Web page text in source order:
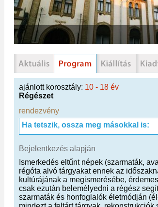
ajánlott korosztály: 10 - 18 év
Régészet
rendezvény
Ha tetszik, ossza meg másokkal is:
Bejelentkezés alapján
Ismerkedés eltűnt népek (szarmaták,
régóta alvó tárgyakat ennek az
kultúrájának a megismerésébe,
csak ezután belemélyedni a régész
szarmaták és honfoglalók életmódján